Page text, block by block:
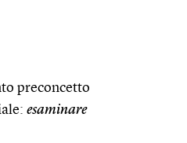
preconcetto
esaminare